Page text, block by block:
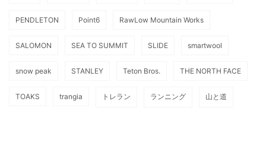
PENDLETON Point6 RawLow Mountain Works
SALOMON SEA TO SUMMIT SLIDE smartwool
snow peak STANLEY Teton Bros. THE NORTH FACE
TOAKS trangia トレラン ランニング 山と道